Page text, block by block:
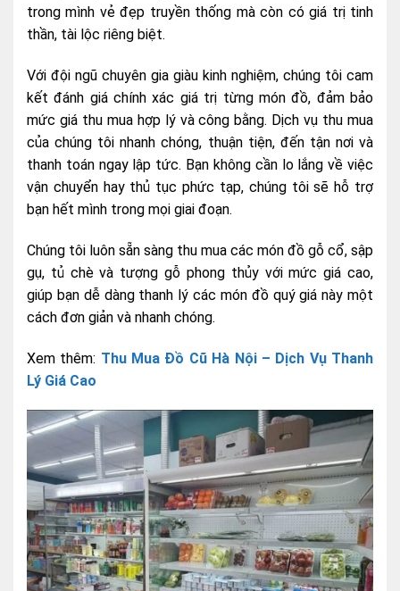
trong mình vẻ đẹp truyền thống mà còn có giá trị tinh
thần, tài lộc riêng biệt.
Với đội ngũ chuyên gia giàu kinh nghiệm, chúng tôi cam
kết đánh giá chính xác giá trị từng món đồ, đảm bảo
mức giá thu mua hợp lý và công bằng. Dịch vụ thu mua
của chúng tôi nhanh chóng, thuận tiện, đến tận nơi và
thanh toán ngay lập tức. Bạn không cần lo lắng về việc
vận chuyển hay thủ tục phức tạp, chúng tôi sẽ hỗ trợ
bạn hết mình trong mọi giai đoạn.
Chúng tôi luôn sẵn sàng thu mua các món đồ gỗ cổ, sập
gụ, tủ chè và tượng gỗ phong thủy với mức giá cao,
giúp bạn dễ dàng thanh lý các món đồ quý giá này một
cách đơn giản và nhanh chóng.
Xem thêm: Thu Mua Đồ Cũ Hà Nội – Dịch Vụ Thanh
Lý Giá Cao